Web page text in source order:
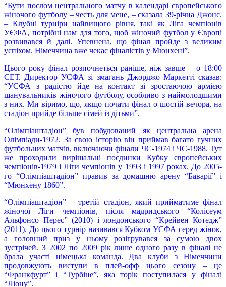
“Бути послом центрального матчу в календарі європейського
жіночого футболу – честь для мене, – сказала 39-річна Джонс.
– Клубні турніри найвищого рівня, такі як Ліга чемпіонів
УЄФА, потрібні нам для того, щоб жіночий футбол у Європі
розвивався й далі. Упевнена, що фінал пройде з великим
успіхом. Німеччина вже чекає фіналістів у Мюнхені”.
Цього року фінал розпочнеться раніше, ніж завше – о 18:00
СЕТ. Директор УЄФА зі змагань Джорджо Маркетті сказав:
“УЄФА з радістю йде на контакт зі зростаючою армією
шанувальників жіночого футболу, особливо з наймолодшими
з них. Ми віримо, що, якщо почати фінал о шостій вечора, на
стадіон прийде більше сімей із дітьми”.
“Олімпіаштадіон” був побудований як центральна арена
Олімпіади-1972. За свою історію він приймав багато гучних
футбольних матчів, включаючи фінали ЧС-1974 і ЧС-1988. Тут
же проходили вирішальні поєдинки Кубку європейських
чемпіонів-1979 і Ліги чемпіонів у 1993 і 1997 роках. До 2005-
го “Олімпіаштадіон” правив за домашню арену “Баварії” і
“Мюнхену 1860”.
“Олімпіаштадіон” – третій стадіон, який прийматиме фінал
жіночої Ліги чемпіонів, після мадридського “Колісеум
Альфонсо Перес” (2010) і лондонського “Крейвен Котедж”
(2011). До цього турнір називався Кубком УЄФА серед жінок,
а головний приз у ньому розігрувався за сумою двох
зустрічей. З 2002 по 2009 рік лише одного разу в фіналі не
брала участі німецька команда. Два клуби з Німеччини
продовжують виступи в плей-офф цього сезону – це
“Франкфурт” і “Турбіне”, яка торік поступилася у фіналі
“Ліону”.